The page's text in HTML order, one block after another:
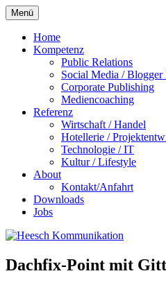
Menü Zum
Inhalt
springen
Home
Kompetenz
Public Relations
Social Media / Blogger
Corporate Publishing
Mediencoaching
Referenz
Wirtschaft / Handel
Hotellerie /
Technologie / IT
Kultur / Lifestyle
About
Kontakt/Anfahrt
Downloads
Jobs
Dachfix-Point mit